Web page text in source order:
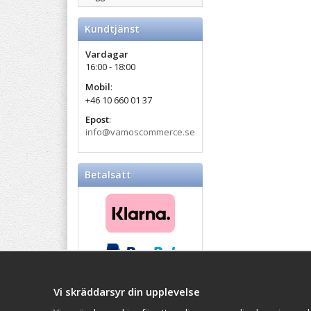
Kundtjänst
Vardagar
16:00 - 18:00
Mobil:
+46 10 660 01 37
Epost:
info@vamoscommerce.se
Betalsätt
Balticproducts.eu- Your
Vi skräddarsyr din upplevelse